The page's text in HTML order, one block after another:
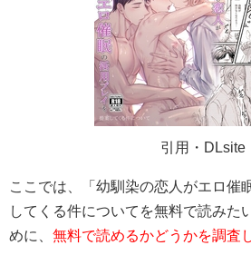
引用・DLsite
ここでは、「幼馴染の恋人がエロ催
してくる件について を無料で読みた
めに、 無料で読めるかどうかを調査